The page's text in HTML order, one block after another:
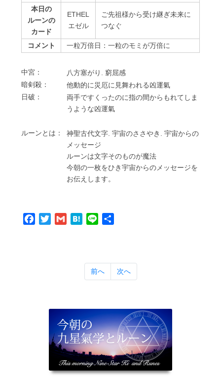
本日の
ルーンの
カード
ETHEL
エゼル
ご先祖様から受け継ぎ未来に
つなぐ
コメント 一粒万倍日：一粒のモミが万倍に
中宮：
⼋⽅塞がり. 窮屈感
暗剣殺：
他動的に災厄に⾒舞われる凶運氣
⽇破：
両⼿ですくったのに指の間からもれてしま
うような凶運氣
ルーンとは：
神聖古代⽂字. 宇宙のささやき. 宇宙からの
メッセージ
ルーンは⽂字そのものが魔法
今朝の⼀枚をひき宇宙からのメッセージを
お伝えします。
Facebook
TwitterGmail Hatena
Line
前へ 次へ